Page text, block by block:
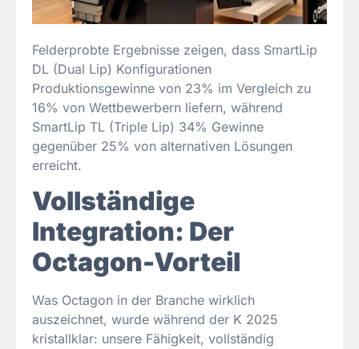
Felderprobte Ergebnisse zeigen, dass SmartLip
DL (Dual Lip) Konfigurationen
Produktionsgewinne von 23% im Vergleich zu
16% von Wettbewerbern liefern, während
SmartLip TL (Triple Lip) 34% Gewinne
gegenüber 25% von alternativen Lösungen
erreicht.
Vollständige
Integration: Der
Octagon-Vorteil
Was Octagon in der Branche wirklich
auszeichnet, wurde während der K 2025
kristallklar: unsere Fähigkeit, vollständig